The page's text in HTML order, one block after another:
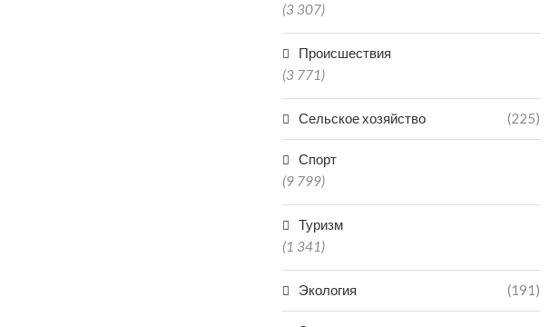
(3 307)
Происшествия
(3 771)
Сельское хозяйство (225)
Спорт
(9 799)
Туризм
(1 341)
Экология (191)